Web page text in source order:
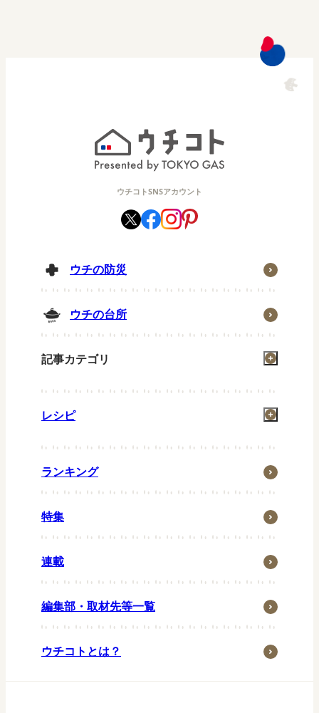
ウチコトSNSアカウント
ウチの防災
ウチの台所
記事カテゴリ
掃除
お風呂
住まい
省エネ・節約
ウチの台所
子育て・家族
レシピ
一汁一菜
グリル
ランキング
特集
連載
編集部・取材先等一覧
ウチコトとは？